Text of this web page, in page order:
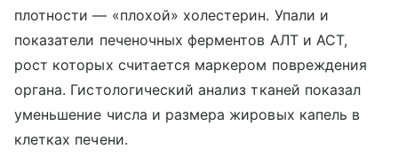
плотности — «плохой» холестерин. Упали и
показатели печеночных ферментов АЛТ и АСТ,
рост которых считается маркером повреждения
органа. Гистологический анализ тканей показал
уменьшение числа и размера жировых капель в
клетках печени.